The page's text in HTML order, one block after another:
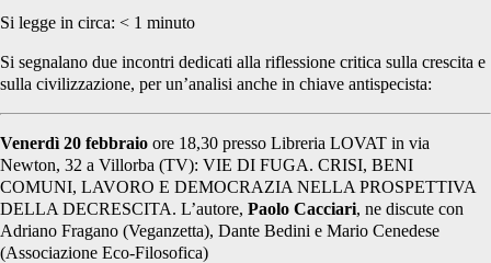
Si legge in circa: < 1 minuto
Si segnalano due incontri dedicati alla riflessione critica sulla crescita e
sulla civilizzazione, per un’analisi anche in chiave antispecista:
Venerdì 20 febbraio ore 18,30 presso Libreria LOVAT in via
Newton, 32 a Villorba (TV): VIE DI FUGA. CRISI, BENI
COMUNI, LAVORO E DEMOCRAZIA NELLA PROSPETTIVA
DELLA DECRESCITA. L’autore, Paolo Cacciari, ne discute con
Adriano Fragano (Veganzetta), Dante Bedini e Mario Cenedese
(Associazione Eco-Filosofica)